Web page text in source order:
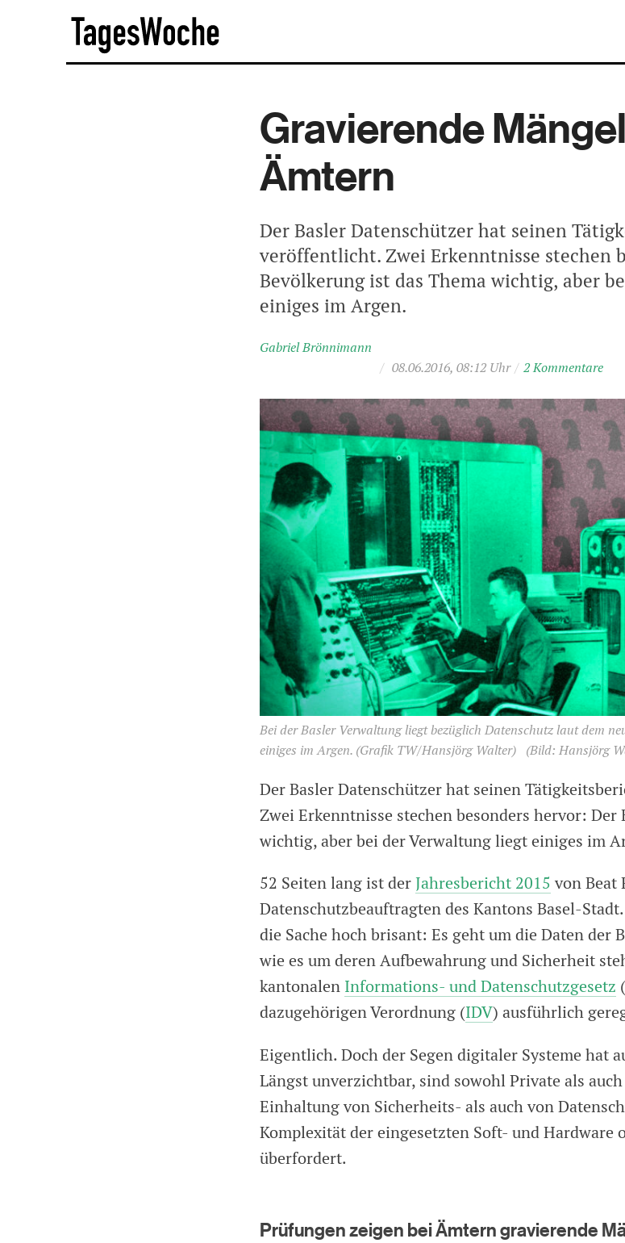
Gravierende
Ämtern
Der Basler Datenschützer hat seinen
veröffentlicht. Zwei Erkenntnisse stechen
Bevölkerung ist das Thema wichtig, aber
einiges im Argen.
Gabriel Brönnimann
/ 08.06.2016, 08:12 Uhr / 2 Kommentare
Bei der Basler Verwaltung liegt bezüglich Datenschutz laut dem
einiges im Argen. (Grafik TW/Hansjörg Walter)
(Bild: Hansjörg
Der Basler Datenschützer hat seinen
Zwei Erkenntnisse stechen besonders hervor: Der
wichtig, aber bei der Verwaltung liegt einiges im
52 Seiten lang ist derJahresbericht 2015 von Beat
Datenschutzbeauftragten des Kantons Basel-
die Sache hoch brisant: Es geht um die Daten der
wie es um deren Aufbewahrung und Sicherheit
kantonalen Informations- und Datenschutzgesetz
dazugehörigen Verordnung (IDV) ausführlich
Eigentlich. Doch der Segen digitaler Systeme hat
Längst unverzichtbar, sind sowohl Private als
Einhaltung von Sicherheits- als auch von
Komplexität der eingesetzten Soft- und Hardware
überfordert.
Prüfungen zeigen bei Ämtern gravierende